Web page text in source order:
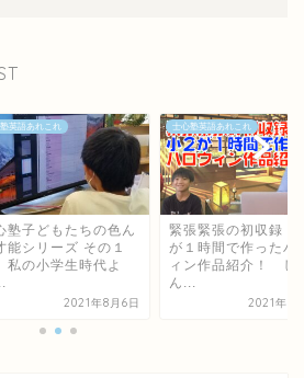
英語あれこれ
塾子どもたちの色ん
能シリーズ その１
の小学生時代よ
2021年8月6日
士心塾英語あれこれ
緊張緊張の初収録！
が１時間で作ったハ
ィン作品紹介！ し
ん...
2021年9